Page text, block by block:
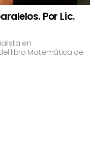
Por Lic.
en
libro Matemática de